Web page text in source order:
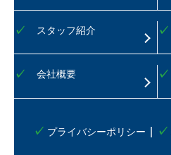
スタッフ紹介
会社概要
プライバシーポリシー